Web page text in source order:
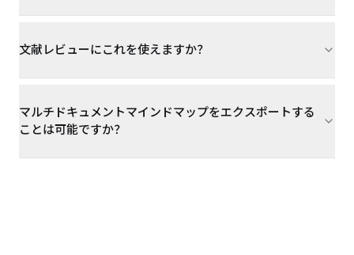
文献レビューにこれを使えますか？
マルチドキュメントマインドマップをエクスポートする
ことは可能ですか？